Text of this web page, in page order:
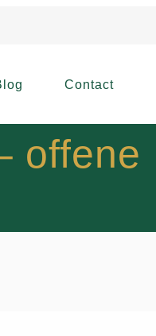
Contact
offene